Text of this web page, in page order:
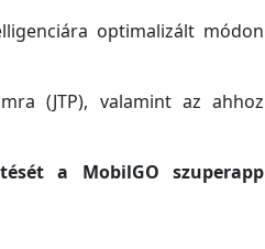
optimalizált módon
(JTP), valamint az ahhoz
a MobilGO szuperapp